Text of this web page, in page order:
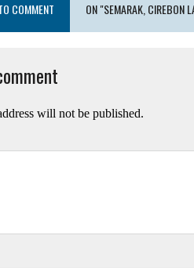
COMMENT ON "SEMARAK, CIREBON
will not be published.